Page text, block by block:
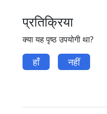
प्रतिक्रिया
क्या यह पृष्ठ उपयोगी था?
हाँ नहीं